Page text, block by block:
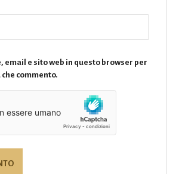
email e sito web in questo browser per
commento.